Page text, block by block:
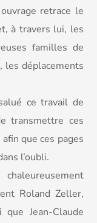
retrace le
à travers lui, les
familles de
les déplacements
ce travail de
transmettre ces
que ces pages
l’oubli.
Roland Zeller,
Jean-Claude